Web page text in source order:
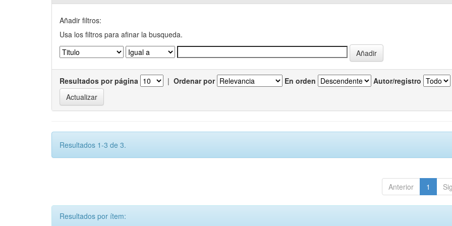
Añadir filtros:
Usa los filtros para afinar la busqueda.
Resultados por página | Ordenar por En orden Autor/registro
Resultados 1-3 de 3.
Anterior 1
Resultados por ítem: